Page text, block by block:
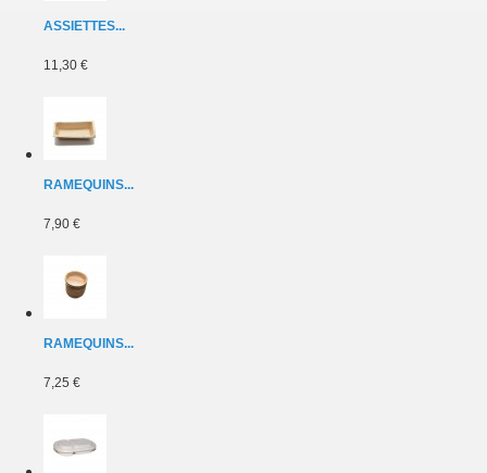
ASSIETTES...
11,30 €
RAMEQUINS...
7,90 €
RAMEQUINS...
7,25 €